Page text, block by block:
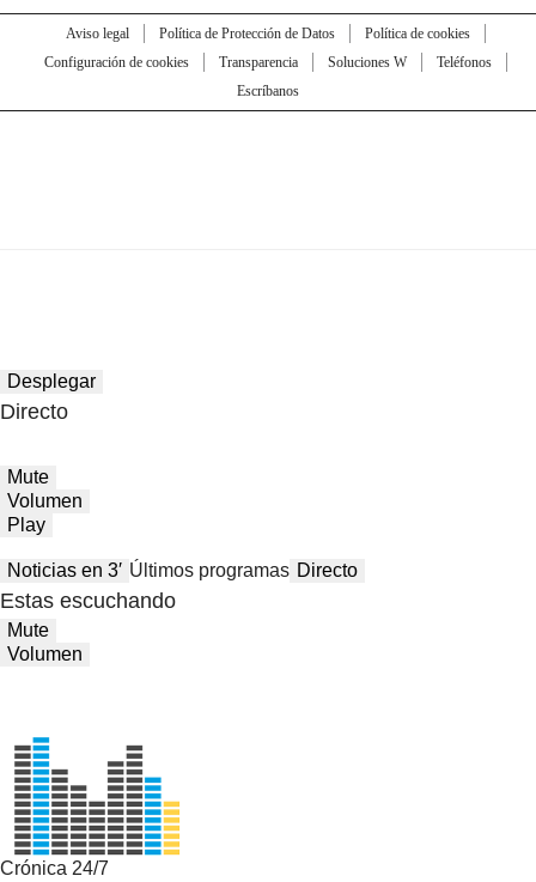
Aviso legal Política de Protección de Datos
Política de cookies
Configuración de cookies
Transparencia Soluciones W
Teléfonos
Escríbanos
Desplegar
Directo
Mute
Volumen
Play
Noticias en 3′ Últimos programas Directo
Estas escuchando
Mute
Volumen
Crónica 24/7